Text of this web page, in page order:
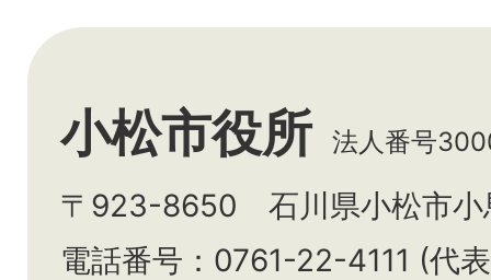
小松市役所 法人番号
〒923-8650 石川県小松市小
電話番号：0761-22-4111 (代